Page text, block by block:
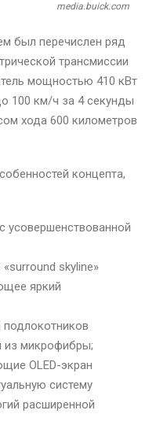
media.buick.com
был перечислен ряд
трансмиссии
мощностью 410 кВт
100 км/ч за 4 секунды
хода 600 километров
концепта,
усовершенствованной
skyline»
яркий
подлокотников
из микрофибры;
OLED-экран
систему
расширенной